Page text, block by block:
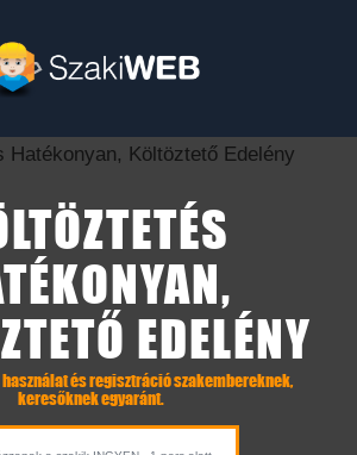
EDELÉNY
és regisztráció szakembereknek,
keresőknek egyaránt.